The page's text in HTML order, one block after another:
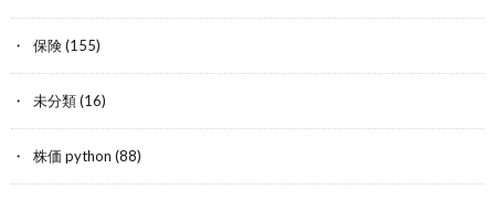
保険(155)
未分類(16)
株価 python (88)